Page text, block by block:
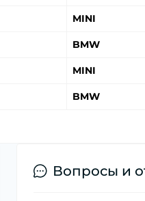
MINI
BMW
MINI
BMW
Вопросы и